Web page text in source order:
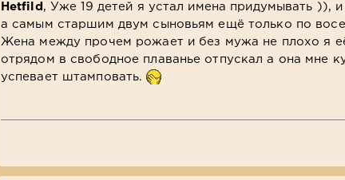
Hetfild , Уже 19 детей я устал имена придумывать )), и
а самым старшим двум сыновьям ещё только по
Жена между прочем рожает и без мужа не плохо я
отрядом в свободное плаванье отпускал а она мне
успевает штамповать.